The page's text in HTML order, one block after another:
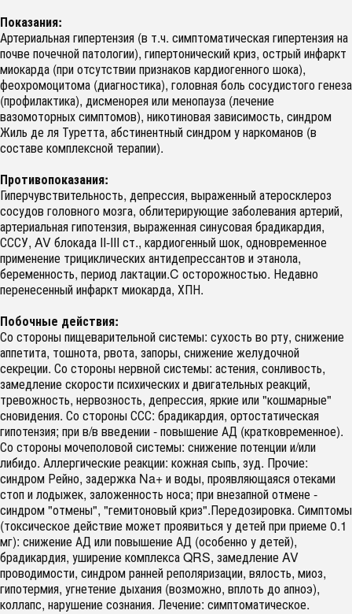
Показания:
Артериальная гипертензия (в т.ч. симптоматическая гипертензия на
почве почечной патологии), гипертонический криз, острый инфаркт
миокарда (при отсутствии признаков кардиогенного шока),
феохромоцитома (диагностика), головная боль сосудистого генеза
(профилактика), дисменорея или менопауза (лечение
вазомоторных симптомов), никотиновая зависимость, синдром
Жиль де ля Туретта, абстинентный синдром у наркоманов (в
составе комплексной терапии).
Противопоказания:
Гиперчувствительность, депрессия, выраженный атеросклероз
сосудов головного мозга, облитерирующие заболевания артерий,
артериальная гипотензия, выраженная синусовая брадикардия,
СССУ, AV блокада II-III ст., кардиогенный шок, одновременное
применение трициклических антидепрессантов и этанола,
беременность, период лактации.C осторожностью. Недавно
перенесенный инфаркт миокарда, ХПН.
Побочные действия:
Со стороны пищеварительной системы: сухость во рту, снижение
аппетита, тошнота, рвота, запоры, снижение желудочной
секреции. Со стороны нервной системы: астения, сонливость,
замедление скорости психических и двигательных реакций,
тревожность, нервозность, депрессия, яркие или "кошмарные"
сновидения. Со стороны ССС: брадикардия, ортостатическая
гипотензия; при в/в введении - повышение АД (кратковременное).
Со стороны мочеполовой системы: снижение потенции и/или
либидо. Аллергические реакции: кожная сыпь, зуд. Прочие:
синдром Рейно, задержка Na+ и воды, проявляющаяся отеками
стоп и лодыжек, заложенность носа; при внезапной отмене -
синдром "отмены", "гемитоновый криз".Передозировка. Симптомы
(токсическое действие может проявиться у детей при приеме 0.1
мг): снижение АД или повышение АД (особенно у детей),
брадикардия, уширение комплекса QRS, замедление AV
проводимости, синдром ранней реполяризации, вялость, миоз,
гипотермия, угнетение дыхания (возможно, вплоть до апноэ),
коллапс, нарушение сознания. Лечение: симптоматическое.